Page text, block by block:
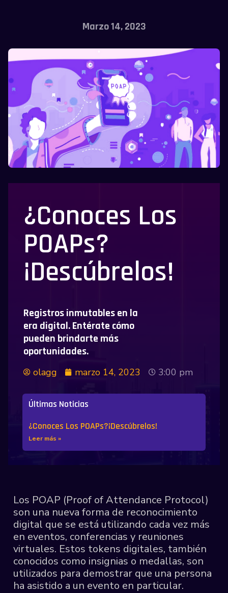
Marzo 14, 2023
¿Conoces Los
POAPs?
¡Descúbrelos!
Registros inmutables en la
era digital. Entérate cómo
pueden brindarte más
oportunidades.
olagg marzo 14, 2023 3:00 pm
Últimas Noticias
¿Conoces Los POAPs?¡Descúbrelos!
Leer más »
Los POAP (Proof of Attendance Protocol)
son una nueva forma de reconocimiento
digital que se está utilizando cada vez más
en eventos, conferencias y reuniones
virtuales. Estos tokens digitales, también
conocidos como insignias o medallas, son
utilizados para demostrar que una persona
ha asistido a un evento en particular.